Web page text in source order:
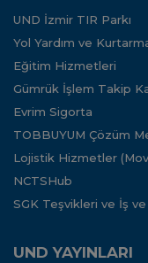
UND İzmir TIR Parkı
Yol Yardım ve
Eğitim Hizmetleri
Gümrük İşlem Takip
Evrim Sigorta
TOBBUYUM Çözüm
Lojistik Hizmetler
NCTSHub
SGK Teşvikleri ve İş
UND YAYINLARI